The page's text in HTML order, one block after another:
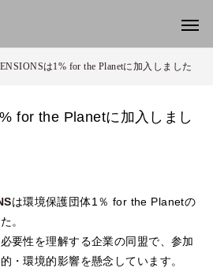
は1% for the Planetに加入しました
for the Planetに加入しまし
は環境保護団体1％ for the Planetの
。
要性を理解する企業の同盟で、参加
・環境的影響を懸念しています。